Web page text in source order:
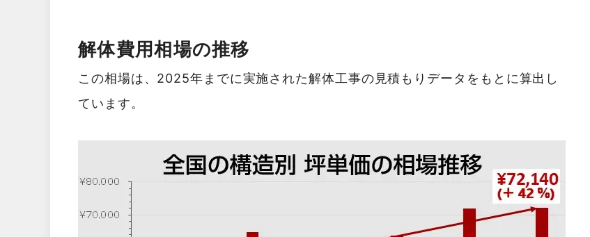
解体費用相場の推移
この相場は、2025年までに実施された解体工事の見積もりデータをもとに算出し
ています。